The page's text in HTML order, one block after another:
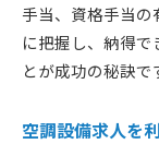
手当、資格手当の
に把握し、納得
とが成功の秘訣で
空調設備求人を